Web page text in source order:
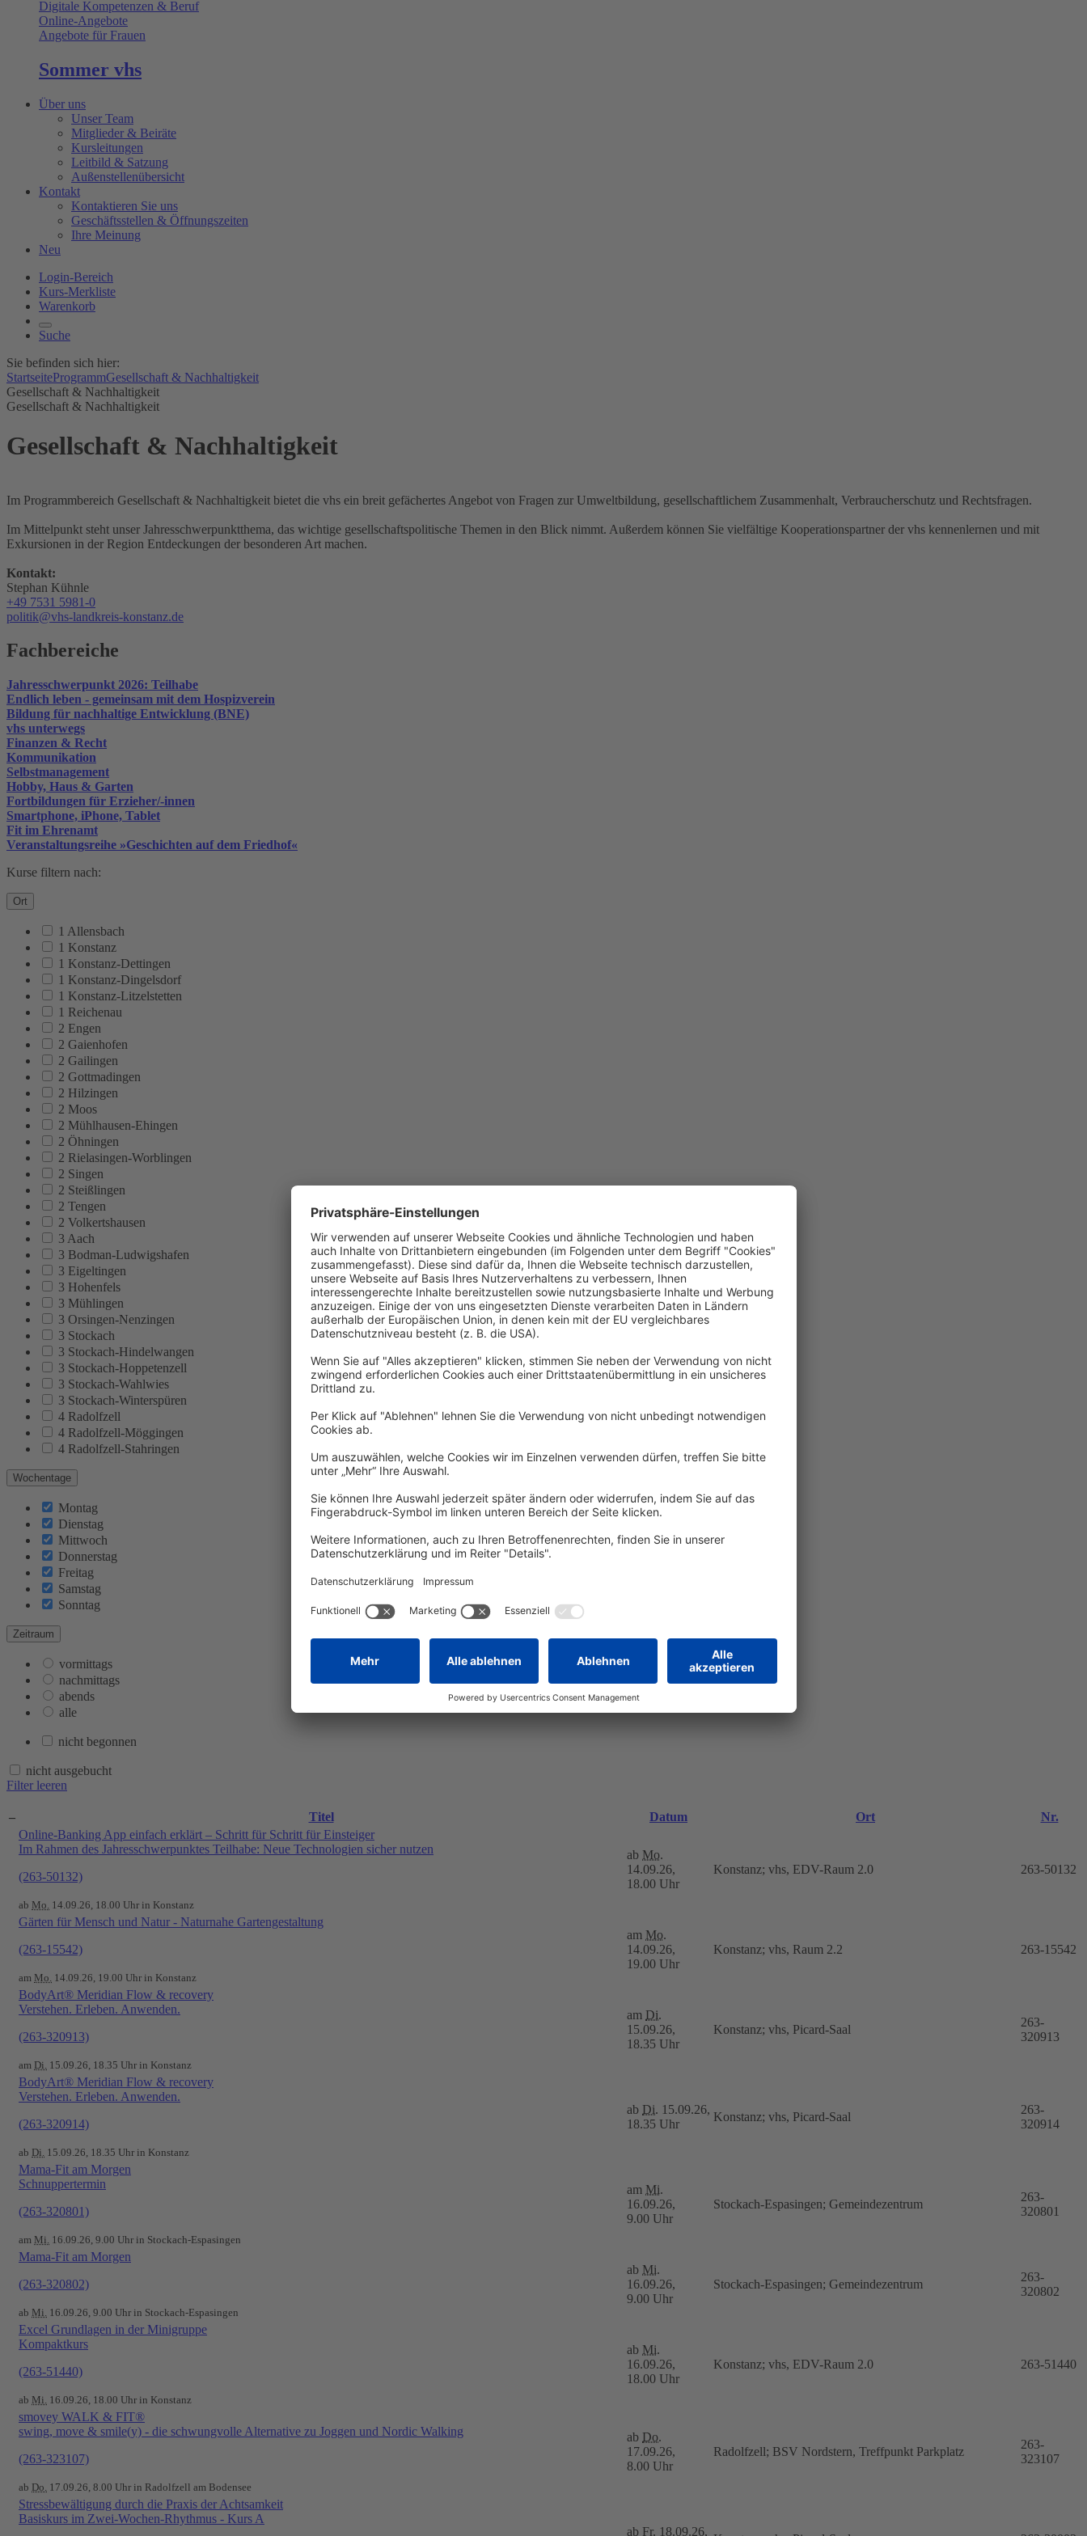
Digitale Kompetenzen & Beruf
Online-Angebote
Angebote für Frauen
Sommer vhs
Über uns
Unser Team
Mitglieder & Beiräte
Kursleitungen
Leitbild & Satzung
Außenstellenübersicht
Kontakt
Kontaktieren Sie uns
Geschäftsstellen & Öffnungszeiten
Ihre Meinung
Neu
Login-Bereich
Kurs-Merkliste
Warenkorb
Suche
Sie befinden sich hier:
StartseiteProgrammGesellschaft & Nachhaltigkeit
Gesellschaft & Nachhaltigkeit
Gesellschaft & Nachhaltigkeit
Gesellschaft & Nachhaltigkeit
Im Programmbereich Gesellschaft & Nachhaltigkeit bietet die vhs ein breit gefächertes Angebot von Fragen zur Umweltbildung, gesellschaftlichem Zusammenhalt, Verbraucherschutz und Rechtsfragen.
Im Mittelpunkt steht unser Jahresschwerpunktthema, das wichtige gesellschaftspolitische Themen in den Blick nimmt. Außerdem können Sie vielfältige Kooperationspartner der vhs kennenlernen und mit
Exkursionen in der Region Entdeckungen der besonderen Art machen.
Kontakt:
Stephan Kühnle
+49 7531 5981-0
politik@vhs-landkreis-konstanz.de
Fachbereiche
Jahresschwerpunkt 2026: Teilhabe
Endlich leben - gemeinsam mit dem Hospizverein
Bildung für nachhaltige Entwicklung (BNE)
vhs unterwegs
Finanzen & Recht
Kommunikation
Selbstmanagement
Hobby, Haus & Garten
Fortbildungen für Erzieher/-innen
Smartphone, iPhone, Tablet
Fit im Ehrenamt
Veranstaltungsreihe »Geschichten auf dem Friedhof«
Kurse filtern nach:
Ort
1 Allensbach
1 Konstanz
1 Konstanz-Dettingen
1 Konstanz-Dingelsdorf
1 Konstanz-Litzelstetten
1 Reichenau
2 Engen
2 Gaienhofen
2 Gailingen
2 Gottmadingen
2 Hilzingen
2 Moos
2 Mühlhausen-Ehingen
2 Öhningen
2 Rielasingen-Worblingen
2 Singen
2 Steißlingen
2 Tengen
2 Volkertshausen
3 Aach
3 Bodman-Ludwigshafen
3 Eigeltingen
3 Hohenfels
3 Mühlingen
3 Orsingen-Nenzingen
3 Stockach
3 Stockach-Hindelwangen
3 Stockach-Hoppetenzell
3 Stockach-Wahlwies
3 Stockach-Winterspüren
4 Radolfzell
4 Radolfzell-Möggingen
4 Radolfzell-Stahringen
Wochentage
Montag
Dienstag
Mittwoch
Donnerstag
Freitag
Samstag
Sonntag
Zeitraum
vormittags
nachmittags
abends
alle
nicht begonnen
nicht ausgebucht
Filter leeren
– Titel Datum Ort
Nr.
Online-Banking App einfach erklärt – Schritt für Schritt für Einsteiger
Im Rahmen des Jahresschwerpunktes Teilhabe: Neue Technologien sicher nutzen
(263-50132)
ab Mo. 14.09.26, 18.00 Uhr in Konstanz
ab Mo.
14.09.26,
18.00 Uhr
Konstanz; vhs, EDV-Raum 2.0 263-50132
Gärten für Mensch und Natur - Naturnahe Gartengestaltung
(263-15542)
am Mo. 14.09.26, 19.00 Uhr in Konstanz
am Mo.
14.09.26,
19.00 Uhr
Konstanz; vhs, Raum 2.2 263-15542
BodyArt® Meridian Flow & recovery
Verstehen. Erleben. Anwenden.
(263-320913)
am Di. 15.09.26, 18.35 Uhr in Konstanz
am Di.
15.09.26,
18.35 Uhr
Konstanz; vhs, Picard-Saal
263-
320913
BodyArt® Meridian Flow & recovery
Verstehen. Erleben. Anwenden.
(263-320914)
ab Di. 15.09.26, 18.35 Uhr in Konstanz
ab Di. 15.09.26,
18.35 Uhr
Konstanz; vhs, Picard-Saal
263-
320914
Mama-Fit am Morgen
Schnuppertermin
(263-320801)
am Mi. 16.09.26, 9.00 Uhr in Stockach-Espasingen
am Mi.
16.09.26,
9.00 Uhr
Stockach-Espasingen; Gemeindezentrum
263-
320801
Mama-Fit am Morgen
(263-320802)
ab Mi. 16.09.26, 9.00 Uhr in Stockach-Espasingen
ab Mi.
16.09.26,
9.00 Uhr
Stockach-Espasingen; Gemeindezentrum
263-
320802
Excel Grundlagen in der Minigruppe
Kompaktkurs
(263-51440)
ab Mi. 16.09.26, 18.00 Uhr in Konstanz
ab Mi.
16.09.26,
18.00 Uhr
Konstanz; vhs, EDV-Raum 2.0 263-51440
smovey WALK & FIT®
swing, move & smile(y) - die schwungvolle Alternative zu Joggen und Nordic Walking
(263-323107)
ab Do. 17.09.26, 8.00 Uhr in Radolfzell am Bodensee
ab Do.
17.09.26,
8.00 Uhr
Radolfzell; BSV Nordstern, Treffpunkt Parkplatz
263-
323107
Stressbewältigung durch die Praxis der Achtsamkeit
Basiskurs im Zwei-Wochen-Rhythmus - Kurs A
ab Fr. 18.09.26,